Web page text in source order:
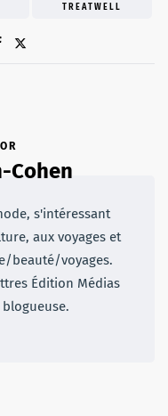
TREATWELL
Cohen
s'intéressant
aux voyages et
beauté/voyages.
Édition Médias